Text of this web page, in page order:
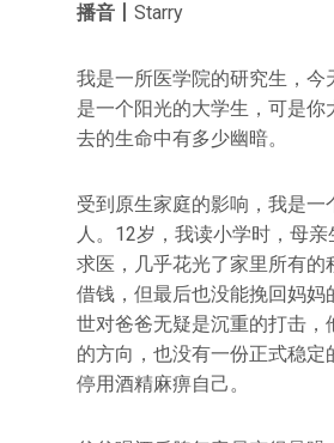
播音丨 Starry
我是一所医学院的研究生，今
是一个阳光的大学生，可是你
去的生命中有多少幽暗。
受到原生家庭的影响，我是一
人。12岁，我读小学时，母亲
求医，几乎花光了家里所有的
借钱，但最后也没能挽回妈妈
世对爸爸无疑是沉重的打击，
的方向，也没有一份正式稳定
停用酒精麻痹自己。